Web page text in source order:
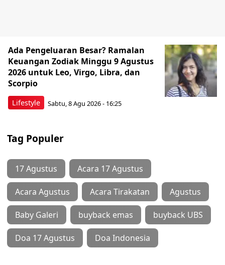
Lifestyle
Ada Pengeluaran Besar? Ramalan
Keuangan Zodiak Minggu 9 Agustus
2026 untuk Leo, Virgo, Libra, dan
Scorpio
Sabtu, 8 Agu 2026 - 16:25
Tag Populer
17 Agustus Acara 17 Agustus
Acara Agustus Acara Tirakatan Agustus
Baby Galeri buyback emas buyback UBS
Doa 17 Agustus Doa Indonesia